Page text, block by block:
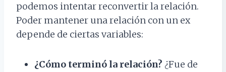
podemos intentar reconvertir la relación.
Poder mantener una relación con un ex
depende de ciertas variables:
¿Cómo terminó la relación? ¿Fue de